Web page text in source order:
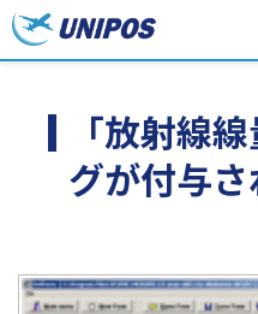
「放射線
グが付与